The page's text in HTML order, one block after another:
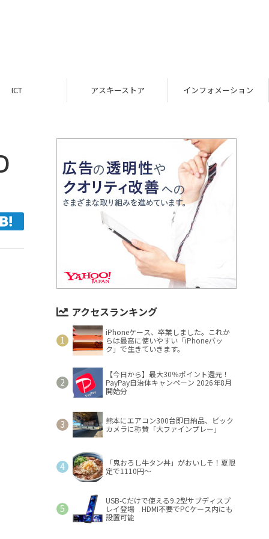
ICT アスキーストア インフォメーション
アクセスランキング
iPhoneケース、卒業しました。これか
らは最高に使いやすい「iPhoneバッ
ク」で生きていきます。
【今日から】最大30％ポイント還元！
PayPay自治体キャンペーン 2026年8月
開始分
熊本にエアコン300台即日納品、ビック
カメラに称賛「大ファインプレー」
「鬼おろし牛タン丼」がおいしそ！夏限
定で1110円～
USB-Cだけで使える9.2型サブディスプ
レイ登場 HDMI不要でPCケース内にも
設置可能